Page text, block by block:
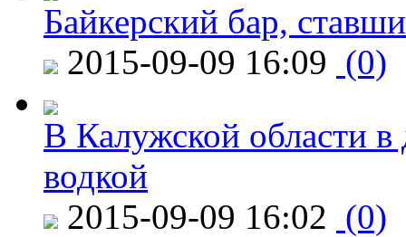
Байкерский бар,
2015-09-09 16:09 (0)
В Калужской области в
водкой
2015-09-09 16:02 (0)